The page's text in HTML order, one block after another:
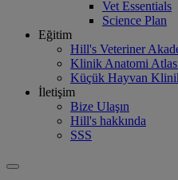
Vet Essentials
Science Plan
Eğitim
Hill's Veteriner
Klinik Anatomi
Küçük Hayvan
İletişim
Bize Ulaşın
Hill's hakkında
SSS